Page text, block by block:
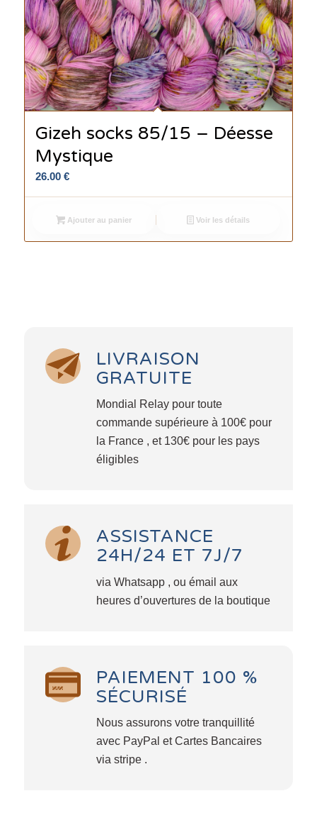
Gizeh socks 85/15 – Déesse
Mystique
26.00 €
Ajouter au panier Voir les détails
LIVRAISON
GRATUITE
Mondial Relay pour toute
commande supérieure à 100€ pour
la France , et 130€ pour les pays
éligibles
ASSISTANCE
24H/24 ET 7J/7
via Whatsapp , ou émail aux
heures d’ouvertures de la boutique
PAIEMENT 100 %
SÉCURISÉ
Nous assurons votre tranquillité
avec PayPal et Cartes Bancaires
via stripe .